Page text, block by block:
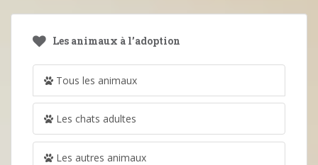
Les animaux à l’adoption
Tous les animaux
Les chats adultes
Les autres animaux